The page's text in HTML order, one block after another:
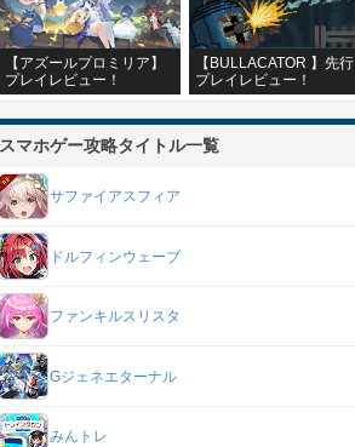
【アズールプロミリア】
プレイレビュー！
【BULLACATOR 】先行
プレイレビュー！
スマホゲー攻略タイトル一覧
サファイアスフィア
ドルフィンウェーブ
ファンキルスリスタ
Gジェネエターナル
みんトレ